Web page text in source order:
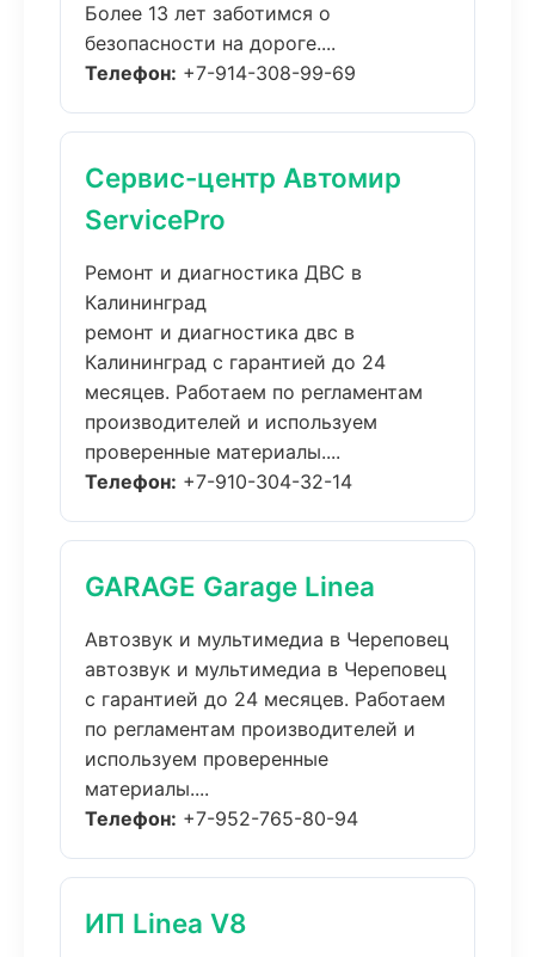
Более 13 лет заботимся о
безопасности на дороге....
Телефон: +7-914-308-99-69
Сервис-центр Автомир
ServicePro
Ремонт и диагностика ДВС в
Калининград
ремонт и диагностика двс в
Калининград с гарантией до 24
месяцев. Работаем по регламентам
производителей и используем
проверенные материалы....
Телефон: +7-910-304-32-14
GARAGE Garage Linea
Автозвук и мультимедиа в Череповец
автозвук и мультимедиа в Череповец
с гарантией до 24 месяцев. Работаем
по регламентам производителей и
используем проверенные
материалы....
Телефон: +7-952-765-80-94
ИП Linea V8